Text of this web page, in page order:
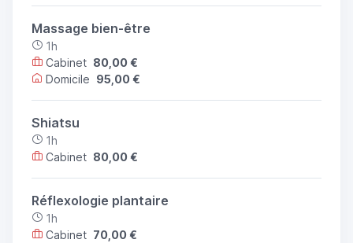
Massage bien-être
1h
Cabinet 80,00 €
Domicile 95,00 €
Shiatsu
1h
Cabinet 80,00 €
Réflexologie plantaire
1h
Cabinet 70,00 €